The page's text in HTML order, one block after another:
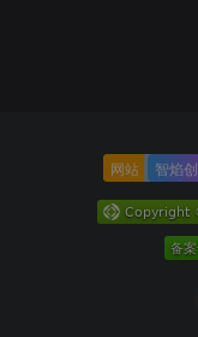
网站 智焰创